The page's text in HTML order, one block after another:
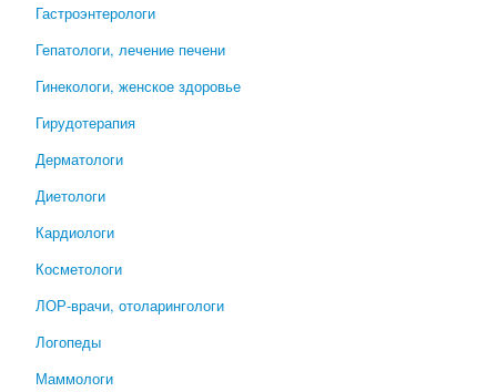
Гастроэнтерологи
Гепатологи, лечение печени
Гинекологи, женское здоровье
Гирудотерапия
Дерматологи
Диетологи
Кардиологи
Косметологи
ЛОР-врачи, отоларингологи
Логопеды
Маммологи